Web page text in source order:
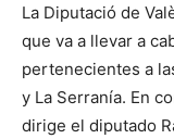
La Diputació de
que va a llevar a
pertenecientes a
y La Serranía. En
dirige el diputado